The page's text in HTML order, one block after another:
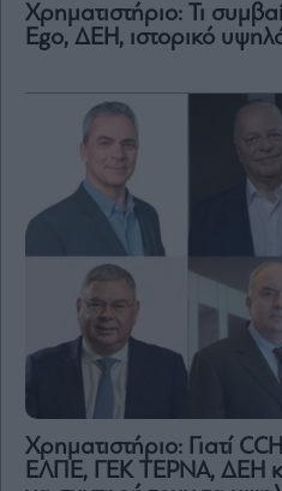
Χρηματιστήριο: Τι
Ego, ΔΕΗ, ιστορικό
Χρηματιστήριο: Γιατί
ΕΛΠΕ, ΓΕΚ ΤΕΡΝΑ, ΔΕΗ